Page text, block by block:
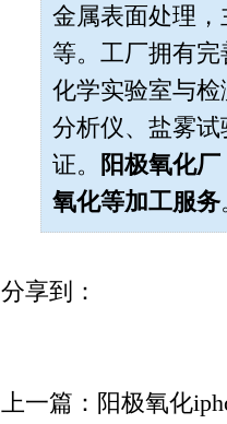
金属表面处理
等。工厂拥有
化学实验室与检
分析仪、盐雾
证。
阳极氧化厂
氧化等加工服务
分享到：
上一篇：阳极氧化